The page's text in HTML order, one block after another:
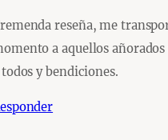
reseña, me
a aquellos añorados
todos y bendiciones.